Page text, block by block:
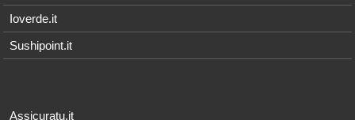
Ioverde.it
Sushipoint.it
Assicuratu.it